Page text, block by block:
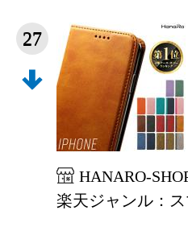
27
HANARO-
楽天ジャンル：